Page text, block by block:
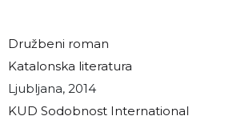
družbeni roman
katalonska literatura
Ljubljana, 2014
KUD Sodobnost International